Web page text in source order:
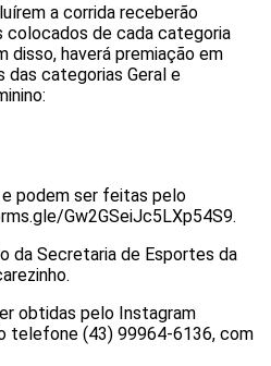
a corrida receberão
colocados de cada categoria
haverá premiação em
das categorias Geral e
podem ser feitas pelo
Gw2GSeiJc5LXp54S9.
da Secretaria de Esportes da
obtidas pelo Instagram
telefone (43) 99964-6136, com